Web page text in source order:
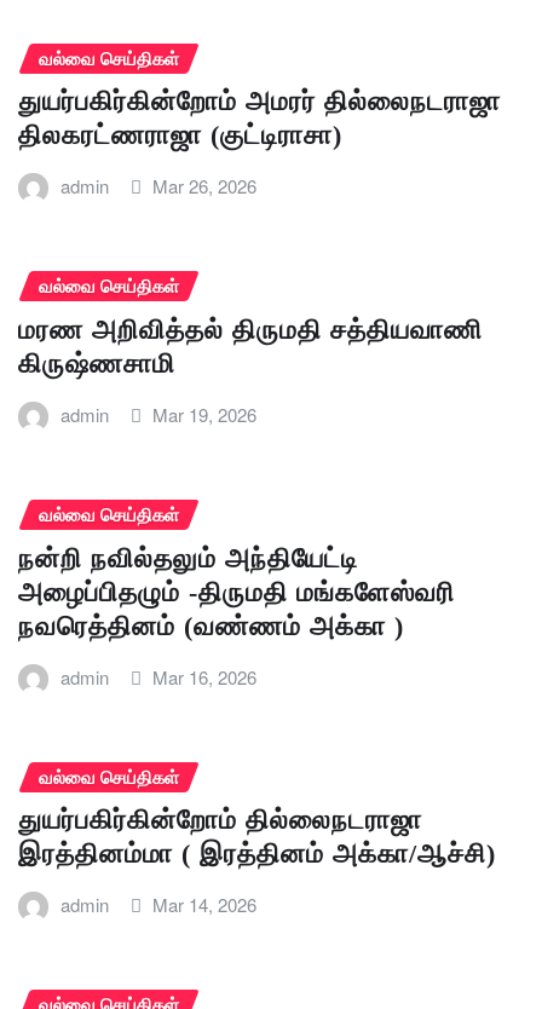
வல்வை செய்திகள்
துயர்பகிர்கின்றோம் அமரர் தில்லைநடராஜா
திலகரட்ணராஜா (குட்டிராசா)
admin Mar 26, 2026
வல்வை செய்திகள்
மரண அறிவித்தல் திருமதி சத்தியவாணி
கிருஷ்ணசாமி
admin Mar 19, 2026
வல்வை செய்திகள்
நன்றி நவில்தலும் அந்தியேட்டி
அழைப்பிதழும் -திருமதி மங்களேஸ்வரி
நவரெத்தினம் (வண்ணம் அக்கா )
admin Mar 16, 2026
வல்வை செய்திகள்
துயர்பகிர்கின்றோம் தில்லைநடராஜா
இரத்தினம்மா ( இரத்தினம் அக்கா/ஆச்சி)
admin Mar 14, 2026